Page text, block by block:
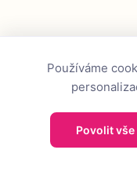
Už 10 let
Používáme
Povolit vše